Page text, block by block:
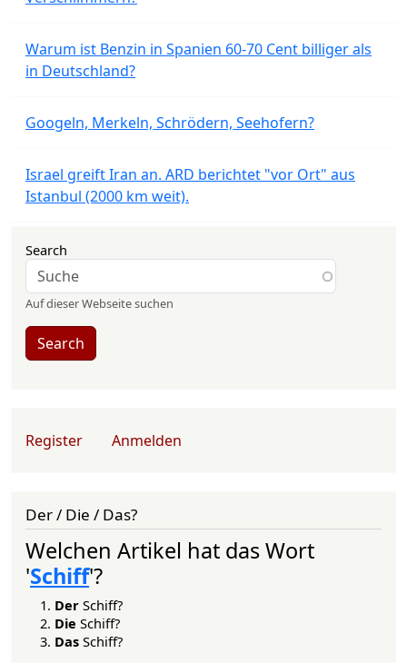
Warum ist Benzin in Spanien 60-70 Cent billiger als
in Deutschland?
Googeln, Merkeln, Schrödern, Seehofern?
Israel greift Iran an. ARD berichtet "vor Ort" aus
Istanbul (2000 km weit).
Search
Auf dieser Webseite suchen
Search
User account menu
Register Anmelden
Der / Die / Das?
Welchen Artikel hat das Wort
'Schiff'?
Der Schiff?
Die Schiff?
Das Schiff?